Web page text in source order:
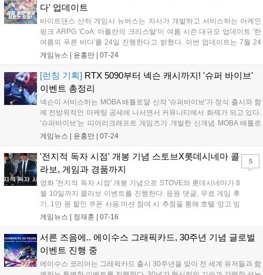
다' 업데이트
바이트댄스 산하 게임사 뉴버스는 자사가 개발하고 서비스하는 아케인
펑크 ARPG 'CoA: 아틀란의 크리스탈'이 여름 시즌 대규모 업데이트 '한
여름의 푸른 바다'를 24일 진행한다고 밝혔다. 이번 업데이트는 7월 24
일부터 8월 21일까지 한 달간 진행된다. 시원한 비주얼과 전투 콘텐츠를
게임뉴스 | 윤홍만 07-24
[런칭 기획] RTX 5090부터 넥슨 캐시까지! '슈퍼 바이브'
이벤트 총정리
넥슨이 서비스하는 MOBA 배틀로얄 신작 '슈퍼바이브'가 정식 출시와 함
께 전방위적인 마케팅 공세에 나서면서 커뮤니티에서 화제가 되고 있다.
'슈퍼바이브'는 띠어리크래프트 게임즈가 개발한 신개념 MOBA 배틀로
얄이다. 배틀로얄이라는 데에서 알 수 있듯이 게임의 목적은 명확하다.
을 지닌 다...
게임뉴스 | 윤홍만 07-24
'전지적 독자 시점' 개봉 기념 스토브X롯데시네마 콜
라보, 게임과 경품까지
영화 '전지적 독자 시점' 개봉 기념으로 STOVE와 롯데시네마가 8
월 10일까지 콜라보 이벤트를 진행한다. 응원 댓글, 무료 게임 후
기, 1만 원 할인 쿠폰 사용 미션 참여 시 추첨을 통해 호텔 망고 빙
수, 백화점 상품권, 영화 관람권을 증정한다. 특히 '환상조조전2',
롯데시네마 영화 관람권 및 매점 이용권 증정 이벤트도 준비 중이
다....
게임뉴스 | 정재훈 07-16
5
서른 즈음에.. 에이수스 그래픽카드, 30주년 기념 글로벌
이벤트 진행 중
에이수스 코리아는 그래픽카드 출시 30주년을 맞아 전 세계 유저들과 함